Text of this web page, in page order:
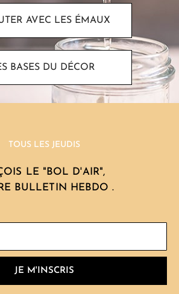
AVEC LES ÉMAUX
BASES DU DÉCOR
TOUS LES JEUDIS
LE "BOL D'AIR",
BULLETIN HEBDO .
JE M'INSCRIS